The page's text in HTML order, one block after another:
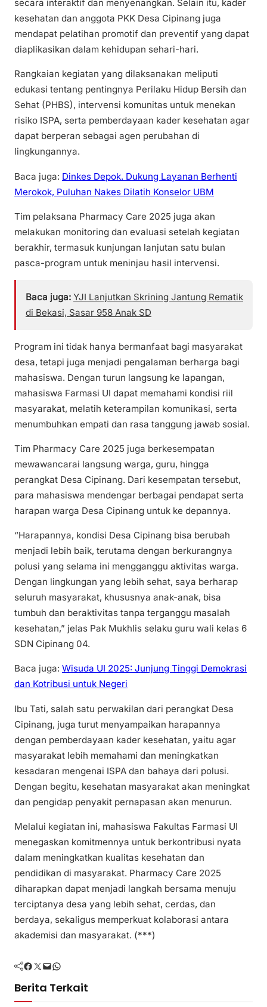
secara interaktif dan menyenangkan. Selain itu, kader
kesehatan dan anggota PKK Desa Cipinang juga
mendapat pelatihan promotif dan preventif yang dapat
diaplikasikan dalam kehidupan sehari-hari.
Rangkaian kegiatan yang dilaksanakan meliputi
edukasi tentang pentingnya Perilaku Hidup Bersih dan
Sehat (PHBS), intervensi komunitas untuk menekan
risiko ISPA, serta pemberdayaan kader kesehatan agar
dapat berperan sebagai agen perubahan di
lingkungannya.
Baca juga: Dinkes Depok. Dukung Layanan Berhenti
Merokok, Puluhan Nakes Dilatih Konselor UBM
Tim pelaksana Pharmacy Care 2025 juga akan
melakukan monitoring dan evaluasi setelah kegiatan
berakhir, termasuk kunjungan lanjutan satu bulan
pasca-program untuk meninjau hasil intervensi.
Baca juga: YJI Lanjutkan Skrining Jantung Rematik
di Bekasi, Sasar 958 Anak SD
Program ini tidak hanya bermanfaat bagi masyarakat
desa, tetapi juga menjadi pengalaman berharga bagi
mahasiswa. Dengan turun langsung ke lapangan,
mahasiswa Farmasi UI dapat memahami kondisi riil
masyarakat, melatih keterampilan komunikasi, serta
menumbuhkan empati dan rasa tanggung jawab sosial.
Tim Pharmacy Care 2025 juga berkesempatan
mewawancarai langsung warga, guru, hingga
perangkat Desa Cipinang. Dari kesempatan tersebut,
para mahasiswa mendengar berbagai pendapat serta
harapan warga Desa Cipinang untuk ke depannya.
“Harapannya, kondisi Desa Cipinang bisa berubah
menjadi lebih baik, terutama dengan berkurangnya
polusi yang selama ini mengganggu aktivitas warga.
Dengan lingkungan yang lebih sehat, saya berharap
seluruh masyarakat, khususnya anak-anak, bisa
tumbuh dan beraktivitas tanpa terganggu masalah
kesehatan,” jelas Pak Mukhlis selaku guru wali kelas 6
SDN Cipinang 04.
Baca juga: Wisuda UI 2025: Junjung Tinggi Demokrasi
dan Kotribusi untuk Negeri
Ibu Tati, salah satu perwakilan dari perangkat Desa
Cipinang, juga turut menyampaikan harapannya
dengan pemberdayaan kader kesehatan, yaitu agar
masyarakat lebih memahami dan meningkatkan
kesadaran mengenai ISPA dan bahaya dari polusi.
Dengan begitu, kesehatan masyarakat akan meningkat
dan pengidap penyakit pernapasan akan menurun.
Melalui kegiatan ini, mahasiswa Fakultas Farmasi UI
menegaskan komitmennya untuk berkontribusi nyata
dalam meningkatkan kualitas kesehatan dan
pendidikan di masyarakat. Pharmacy Care 2025
diharapkan dapat menjadi langkah bersama menuju
terciptanya desa yang lebih sehat, cerdas, dan
berdaya, sekaligus memperkuat kolaborasi antara
akademisi dan masyarakat. (***)
Facebook Twitter Mail WhatsApp
Berita Terkait